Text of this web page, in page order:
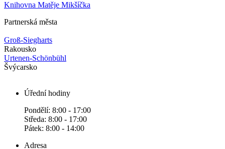
Knihovna Matěje Mikšíčka
Partnerská města
Groß-Siegharts
Rakousko
Urtenen-Schönbühl
Švýcarsko
Úřední hodiny
Pondělí: 8:00 - 17:00
Středa: 8:00 - 17:00
Pátek: 8:00 - 14:00
Adresa